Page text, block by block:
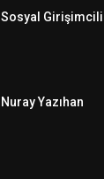
Sosyal
Nuray Yazıhan